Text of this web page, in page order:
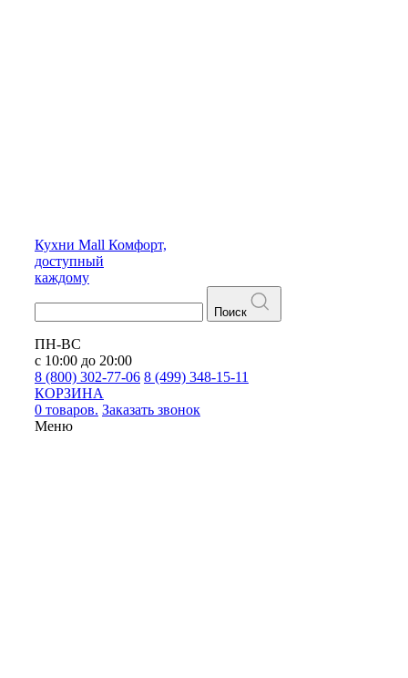
Кухни Mall Комфорт,
доступный
каждому
Поиск
ПН-ВС
с 10:00 до 20:00
8 (800) 302-77-06 8 (499) 348-15-11
КОРЗИНА
0 товаров. Заказать звонок
Меню